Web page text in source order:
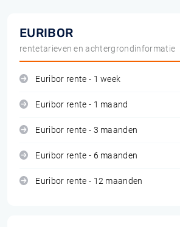
EURIBOR
rentetarieven en achtergrondinformatie
Euribor rente - 1 week
Euribor rente - 1 maand
Euribor rente - 3 maanden
Euribor rente - 6 maanden
Euribor rente - 12 maanden